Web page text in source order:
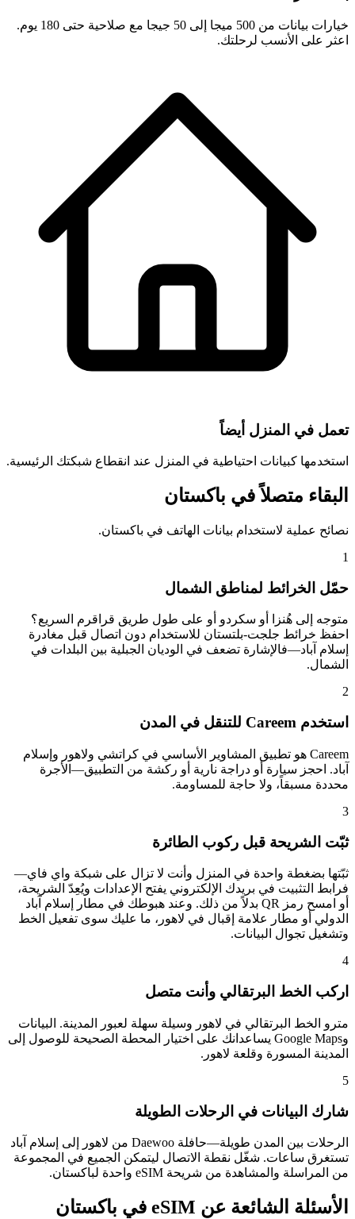
خيارات بيانات من 500 ميجا إلى 50 جيجا مع صلاحية حتى 180 يوم.
اعثر على الأنسب لرحلتك.
تعمل في المنزل أيضاً
استخدمها كبيانات احتياطية في المنزل عند انقطاع شبكتك الرئيسية.
البقاء متصلاً في باكستان
نصائح عملية لاستخدام بيانات الهاتف في باكستان.
1
حمّل الخرائط لمناطق الشمال
متوجه إلى هُنزا أو سكردو أو على طول طريق قراقرم السريع؟
احفظ خرائط جلجت-بلتستان للاستخدام دون اتصال قبل مغادرة
إسلام آباد—فالإشارة تضعف في الوديان الجبلية بين البلدات في
الشمال.
2
استخدم Careem للتنقل في المدن
Careem هو تطبيق المشاوير الأساسي في كراتشي ولاهور وإسلام
آباد. احجز سيارة أو دراجة نارية أو ركشة من التطبيق—الأجرة
محددة مسبقاً، ولا حاجة للمساومة.
3
ثبّت الشريحة قبل ركوب الطائرة
ثبّتها بضغطة واحدة في المنزل وأنت لا تزال على شبكة واي فاي—
فرابط التثبيت في بريدك الإلكتروني يفتح الإعدادات ويُعِدّ الشريحة،
أو امسح رمز QR بدلاً من ذلك. وعند هبوطك في مطار إسلام آباد
الدولي أو مطار علامة إقبال في لاهور، ما عليك سوى تفعيل الخط
وتشغيل تجوال البيانات.
4
اركب الخط البرتقالي وأنت متصل
مترو الخط البرتقالي في لاهور وسيلة سهلة لعبور المدينة. البيانات
وGoogle Maps يساعدانك على اختيار المحطة الصحيحة للوصول إلى
المدينة المسورة وقلعة لاهور.
5
شارك البيانات في الرحلات الطويلة
الرحلات بين المدن طويلة—حافلة Daewoo من لاهور إلى إسلام آباد
تستغرق ساعات. شغّل نقطة الاتصال ليتمكن الجميع في المجموعة
من المراسلة والمشاهدة من شريحة eSIM واحدة لباكستان.
الأسئلة الشائعة عن eSIM في باكستان